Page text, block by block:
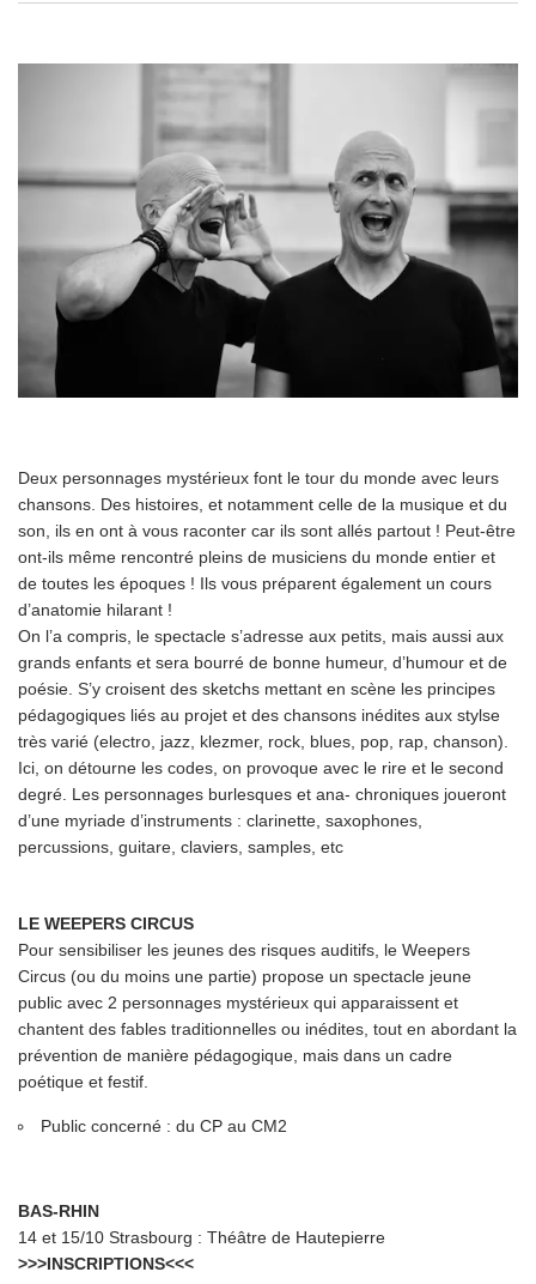
Deux personnages mystérieux font le tour du monde avec leurs
chansons. Des histoires, et notamment celle de la musique et du
son, ils en ont à vous raconter car ils sont allés partout ! Peut-être
ont-ils même rencontré pleins de musiciens du monde entier et
de toutes les époques ! Ils vous préparent également un cours
d’anatomie hilarant !
On l’a compris, le spectacle s’adresse aux petits, mais aussi aux
grands enfants et sera bourré de bonne humeur, d’humour et de
poésie. S’y croisent des sketchs mettant en scène les principes
pédagogiques liés au projet et des chansons inédites aux stylse
très varié (electro, jazz, klezmer, rock, blues, pop, rap, chanson).
Ici, on détourne les codes, on provoque avec le rire et le second
degré. Les personnages burlesques et ana- chroniques joueront
d’une myriade d’instruments : clarinette, saxophones,
percussions, guitare, claviers, samples, etc
LE WEEPERS CIRCUS
Pour sensibiliser les jeunes des risques auditifs, le Weepers
Circus (ou du moins une partie) propose un spectacle jeune
public avec 2 personnages mystérieux qui apparaissent et
chantent des fables traditionnelles ou inédites, tout en abordant la
prévention de manière pédagogique, mais dans un cadre
poétique et festif.
Public concerné : du CP au CM2
BAS-RHIN
14 et 15/10 Strasbourg : Théâtre de Hautepierre
>>>INSCRIPTIONS<<<